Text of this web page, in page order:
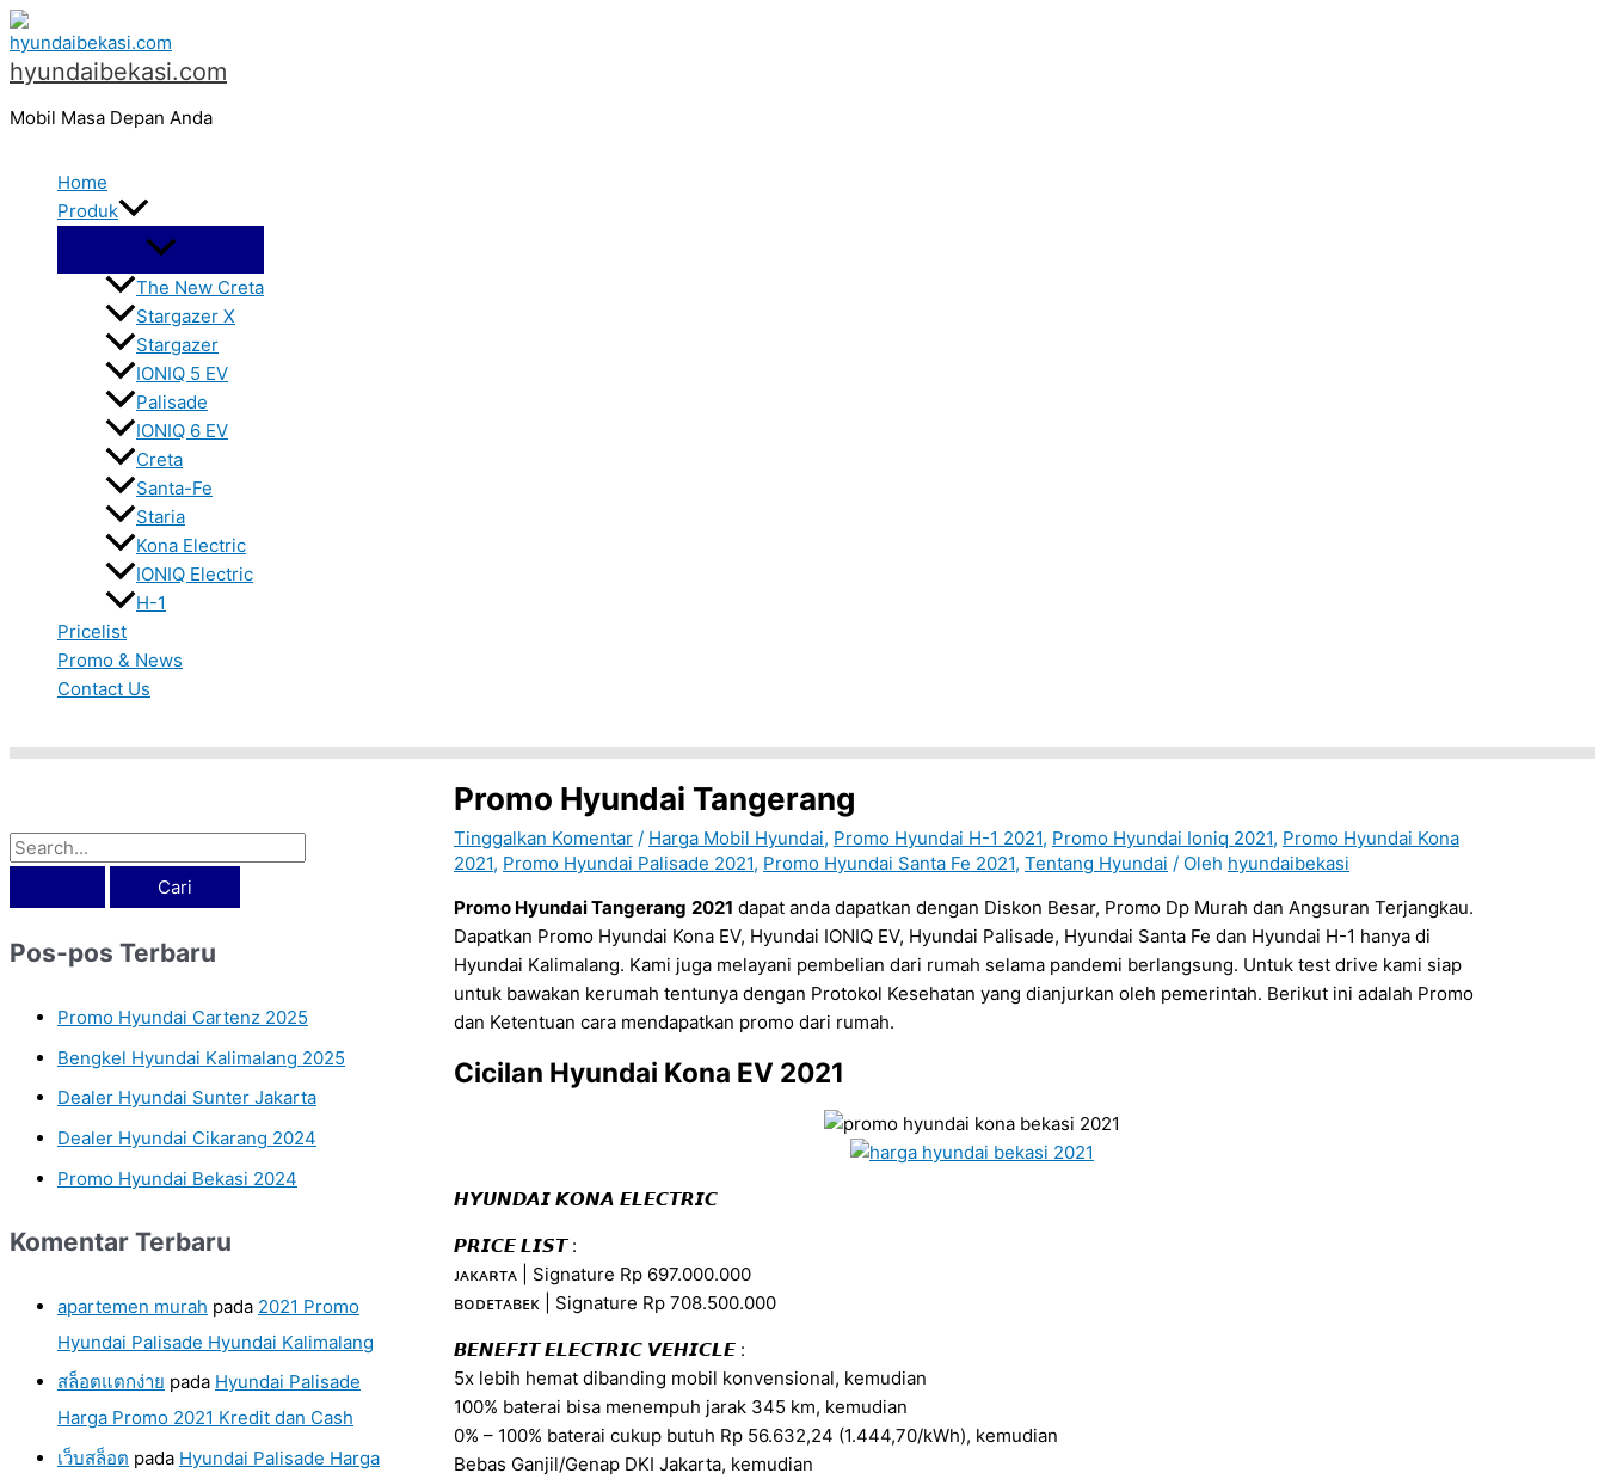
Lewati
ke
konten
hyundaibekasi.com
Mobil Masa Depan Anda
Home
Produk
The New Creta
Stargazer X
Stargazer
IONIQ 5 EV
Palisade
IONIQ 6 EV
Creta
Santa-Fe
Staria
Kona Electric
IONIQ Electric
H-1
Pricelist
Promo & News
Contact Us
C
a
r
i
Pos-pos Terbaru
Promo Hyundai Cartenz 2025
Bengkel Hyundai Kalimalang 2025
Dealer Hyundai Sunter Jakarta
Dealer Hyundai Cikarang 2024
Promo Hyundai Bekasi 2024
Komentar Terbaru
apartemen murah pada 2021 Promo
Hyundai Palisade Hyundai Kalimalang
สล็อตแตกง่าย pada Hyundai Palisade
Harga Promo 2021 Kredit dan Cash
เว็บสล็อต pada Hyundai Palisade Harga
Promo Hyundai Tangerang
Tinggalkan Komentar / Harga Mobil Hyundai, Promo Hyundai H-1 2021, Promo Hyundai Ioniq 2021, Promo Hyundai Kona
2021, Promo Hyundai Palisade 2021, Promo Hyundai Santa Fe 2021, Tentang Hyundai / Oleh hyundaibekasi
Promo Hyundai Tangerang 2021 dapat anda dapatkan dengan Diskon Besar, Promo Dp Murah dan Angsuran Terjangkau.
Dapatkan Promo Hyundai Kona EV, Hyundai IONIQ EV, Hyundai Palisade, Hyundai Santa Fe dan Hyundai H-1 hanya di
Hyundai Kalimalang. Kami juga melayani pembelian dari rumah selama pandemi berlangsung. Untuk test drive kami siap
untuk bawakan kerumah tentunya dengan Protokol Kesehatan yang dianjurkan oleh pemerintah. Berikut ini adalah Promo
dan Ketentuan cara mendapatkan promo dari rumah.
Cicilan Hyundai Kona EV 2021
𝙃𝙔𝙐𝙉𝘿𝘼𝙄 𝙆𝙊𝙉𝘼 𝙀𝙇𝙀𝘾𝙏𝙍𝙄𝘾
𝙋𝙍𝙄𝘾𝙀 𝙇𝙄𝙎𝙏 :
ᴊᴀᴋᴀʀᴛᴀ | Signature Rp 697.000.000
ʙᴏᴅᴇᴛᴀʙᴇᴋ | Signature Rp 708.500.000
𝘽𝙀𝙉𝙀𝙁𝙄𝙏 𝙀𝙇𝙀𝘾𝙏𝙍𝙄𝘾 𝙑𝙀𝙃𝙄𝘾𝙇𝙀 :
5x lebih hemat dibanding mobil konvensional, kemudian
100% baterai bisa menempuh jarak 345 km, kemudian
0% – 100% baterai cukup butuh Rp 56.632,24 (1.444,70/kWh), kemudian
Bebas Ganjil/Genap DKI Jakarta, kemudian